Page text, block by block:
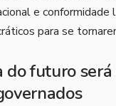
e
para se
do futuro